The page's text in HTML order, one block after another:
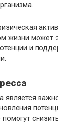
жизни может
и
является